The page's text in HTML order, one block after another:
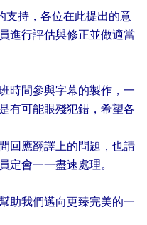
支持，各位在此提出的意
進行評估與修正並做適當
時間參與字幕的製作，一
有可能眼殘犯錯，希望各
回應翻譯上的問題，也請
定會一一盡速處理。
助我們邁向更臻完美的一